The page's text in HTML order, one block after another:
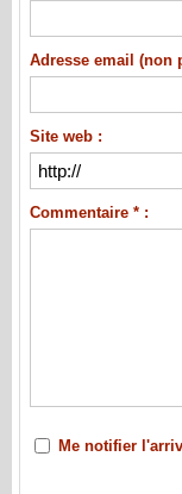
Adresse email (non
Site web :
Commentaire * :
Me notifier